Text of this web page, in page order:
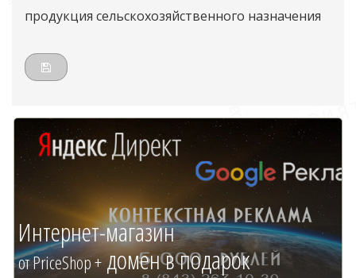
продукция сельскохозяйственного назначения
Интернет-магазин
от PriceShop +домен в подарок